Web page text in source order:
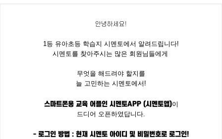
안녕하세요!
1등 유아초등 학습지 시멘토에서 알려드립니다!
시멘토를 찾아주시는 많은 회원님들에게
무엇을 해드려야 할지를
늘 고민하는 시멘토에서!
스마트폰용 교육 어플인 시멘토APP (시멘토앱)이
드디어 오픈하였답니다.
- 로그인 방법 : 현재 시멘토 아이디 및 비밀번호로 로그인!